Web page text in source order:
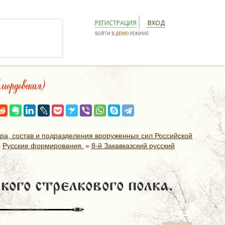
РЕГИСТРАЦИЯ ВХОД
ВОЙТИ ВДЕМО РЕЖИМЕ
состав и подразделения вооруженных сил Российской
Русские формирования. » 8-й Закавказский русский
стрелкового полка.